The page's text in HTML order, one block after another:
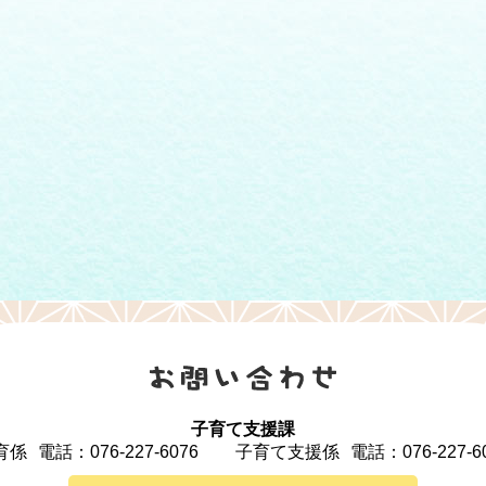
子育て支援課
係
電話：076-227-6076 子育て支援係 電話：076-227-